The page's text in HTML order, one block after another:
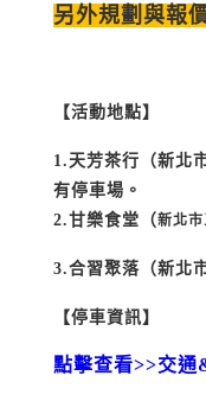
另外規劃與報
【活動地點】
1.天芳茶行（新北
有停車場。
2.甘樂食堂（新北
3.合習聚落（新北
【停車資訊】
點擊查看>>交通